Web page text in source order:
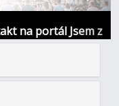
na portál Jsem z